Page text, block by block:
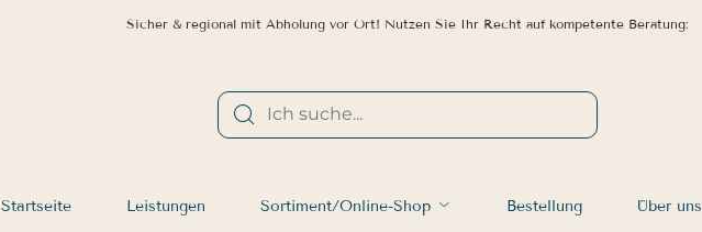
Sicher & regional mit Abholung vor Ort! Nutzen Sie Ihr Recht auf kompetente Beratung:
Startseite Leistungen Sortiment/Online-Shop Bestellung Über uns